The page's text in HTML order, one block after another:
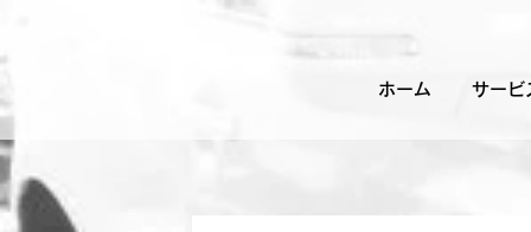
ホーム サービ